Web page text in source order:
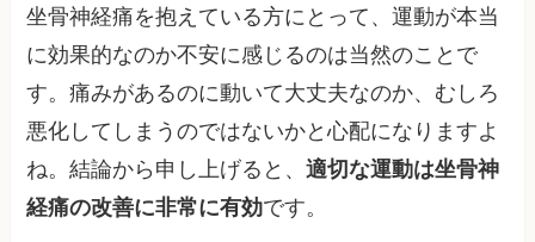
坐骨神経痛を抱えている方にとって、運動が本当
に効果的なのか不安に感じるのは当然のことで
す。痛みがあるのに動いて大丈夫なのか、むしろ
悪化してしまうのではないかと心配になりますよ
ね。結論から申し上げると、適切な運動は坐骨神
経痛の改善に非常に有効です。